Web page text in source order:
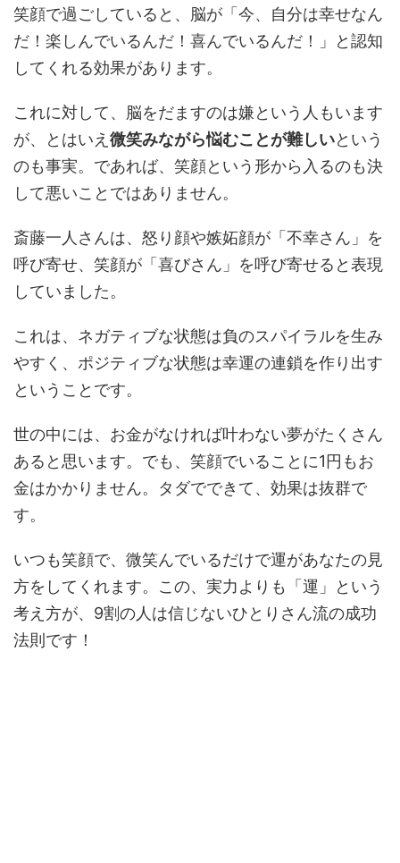
笑顔で過ごしていると、脳が「今、自分は幸せなん
だ！楽しんでいるんだ！喜んでいるんだ！」と認知
してくれる効果があります。
これに対して、脳をだますのは嫌という人もいます
が、とはいえ 微笑みながら悩むことが難しいという
のも事実。であれば、笑顔という形から入るのも決
して悪いことではありません。
斎藤一人さんは、怒り顔や嫉妬顔が「不幸さん」を
呼び寄せ、笑顔が「喜びさん」を呼び寄せると表現
していました。
これは、ネガティブな状態は負のスパイラルを生み
やすく、ポジティブな状態は幸運の連鎖を作り出す
ということです。
世の中には、お金がなければ叶わない夢がたくさん
あると思います。でも、笑顔でいることに1円もお
金はかかりません。タダでできて、効果は抜群で
す。
いつも笑顔で、微笑んでいるだけで運があなたの見
方をしてくれます。この、実力よりも「運」という
考え方が、9割の人は信じないひとりさん流の成功
法則です！